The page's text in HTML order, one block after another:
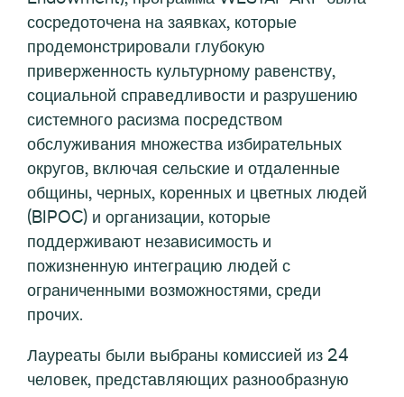
сосредоточена на заявках, которые
продемонстрировали глубокую
приверженность культурному равенству,
социальной справедливости и разрушению
системного расизма посредством
обслуживания множества избирательных
округов, включая сельские и отдаленные
общины, черных, коренных и цветных людей
(BIPOC) и организации, которые
поддерживают независимость и
пожизненную интеграцию людей с
ограниченными возможностями, среди
прочих.
Лауреаты были выбраны комиссией из 24
человек, представляющих разнообразную